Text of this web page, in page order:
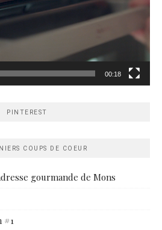
00:18
PINTEREST
COUPS DE COEUR
gourmande de Mons
#1